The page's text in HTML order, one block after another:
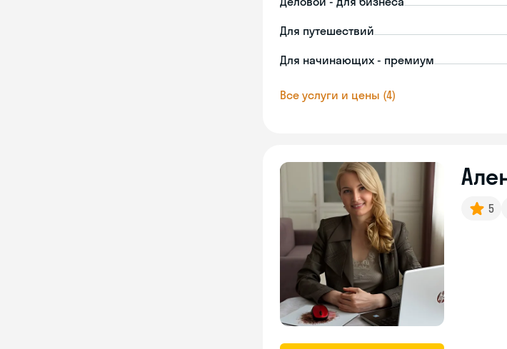
Для путешествий
Для начинающих - премиум
Все услуги и цены (4)
5